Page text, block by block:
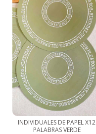
INDIVIDUALES DE PAPEL X12
PALABRAS VERDE